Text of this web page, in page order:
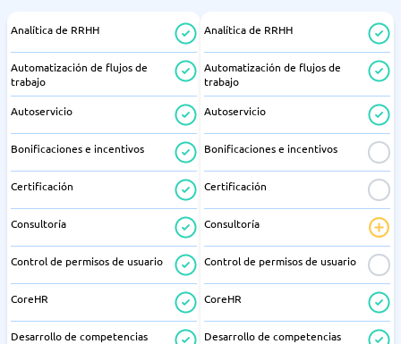
Analítica de RRHH
Automatización de flujos de
trabajo
Autoservicio
Bonificaciones e incentivos
Certificación
Consultoría
Control de permisos de usuario
CoreHR
Desarrollo de competencias
Analítica de RRHH
Automatización de flujos de
trabajo
Autoservicio
Bonificaciones e incentivos
Certificación
Consultoría
Control de permisos de usuario
CoreHR
Desarrollo de competencias